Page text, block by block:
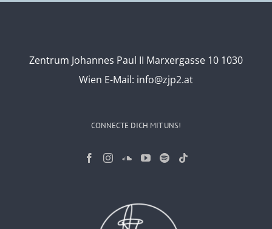
Zentrum Johannes Paul II Marxergasse 10 1030
Wien E-Mail: info@zjp2.at
CONNECTE DICH MIT UNS!